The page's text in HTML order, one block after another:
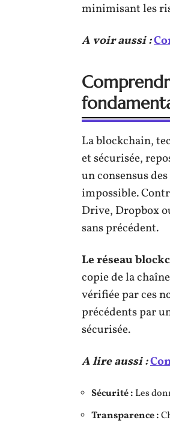
minimisant les
A voir aussi :
La blockchain,
et sécurisée,
un consensus
impossible.
Drive, Dropbox
sans précédent.
Le réseau
copie de la
vérifiée par ces
précédents par
sécurisée.
A lire aussi :
Sécurité : Les
Transparence :